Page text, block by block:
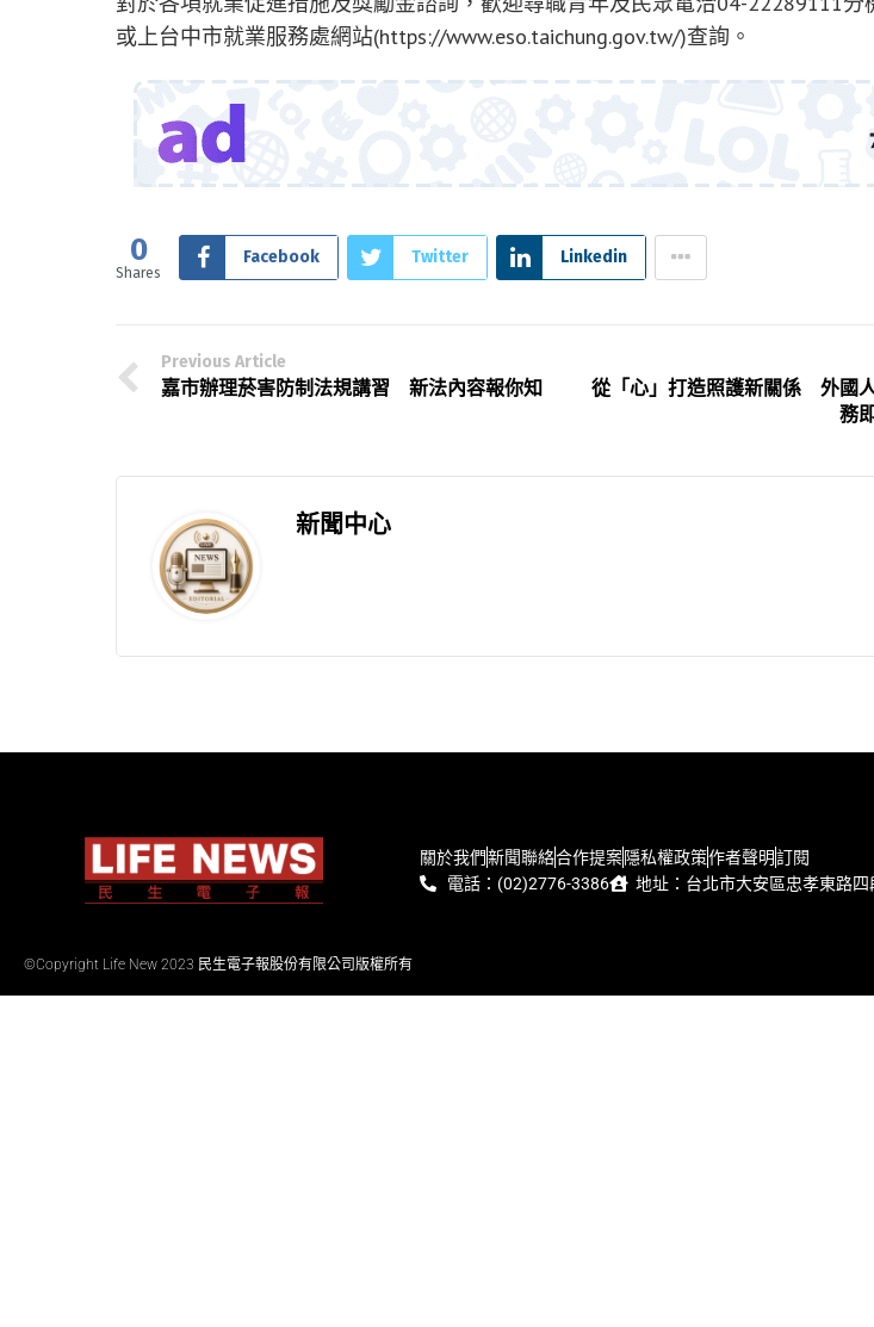
或上台中市就業服務處網站(https://www.eso.taichung.gov.tw/)查詢。
0
Shares
Facebook Twitter Linkedin
Previous Article
嘉市辦理菸害防制法規講習 新法內容報你知
從「心」打造照護新關係 外國
務
新聞中心
關於我們新聞聯絡合作提案隱私權政策作者聲明訂閱
電話：(02)2776-3386
地址：台北市大安區忠孝東路
©Copyright Life New 2023 民生電子報股份有限公司版權所有